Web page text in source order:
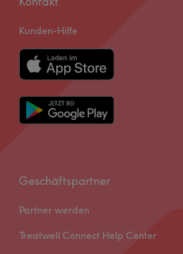
Kunden-Hilfe
Geschäftspartner
Partner werden
Treatwell Connect Help Center